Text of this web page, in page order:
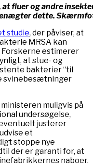
fluer og andre
dette.
studie, der påviser, at
MRSA kan
Forskerne estimerer
at stue- og
bakterier “til
svinebesætninger
muligvis på
undersøgelse,
justerer
et
stoppe nye
der er garanti for, at
naboer.